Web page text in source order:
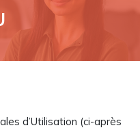
d’Utilisation (ci-après